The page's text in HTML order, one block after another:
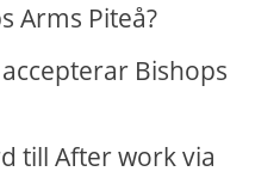
Arms Piteå?
Bishops
till After work via